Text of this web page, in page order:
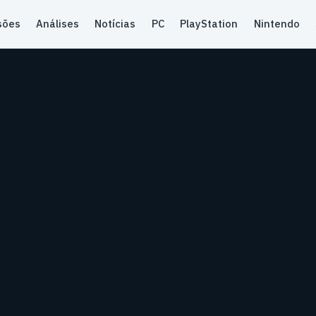
Análises Notícias PC PlayStation Nintendo